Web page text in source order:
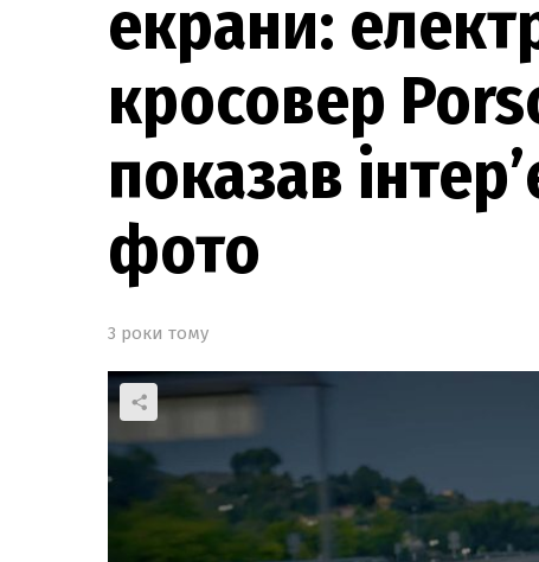
екрани:
кросовер
показав
фото
3 роки тому